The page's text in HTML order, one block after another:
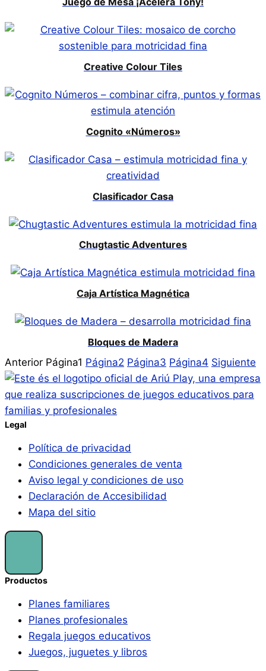
Creative Colour Tiles
Cognito «Números»
Clasificador Casa
Chugtastic Adventures
Caja Artística Magnética
Bloques de Madera
Anterior Página1 Página2 Página3 Página4 Siguiente
Legal
Política de privacidad
Condiciones generales de venta
Aviso legal y condiciones de uso
Declaración de Accesibilidad
Mapa del sitio
Productos
Planes familiares
Planes profesionales
Regala juegos educativos
Juegos, juguetes y libros